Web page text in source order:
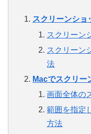
スクリーンショ
スクリーン
スクリーン
法
Macでスクリー
画面全体の
範囲を指定
方法